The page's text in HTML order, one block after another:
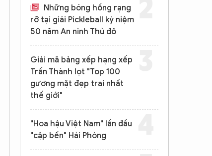
Những bóng hồng rạng
rỡ tại giải Pickleball kỷ niệm
50 năm An ninh Thủ đô
Giải mã bảng xếp hạng xếp
Trấn Thành lọt "Top 100
gương mặt đẹp trai nhất
thế giới"
"Hoa hậu Việt Nam" lần đầu
"cập bến" Hải Phòng